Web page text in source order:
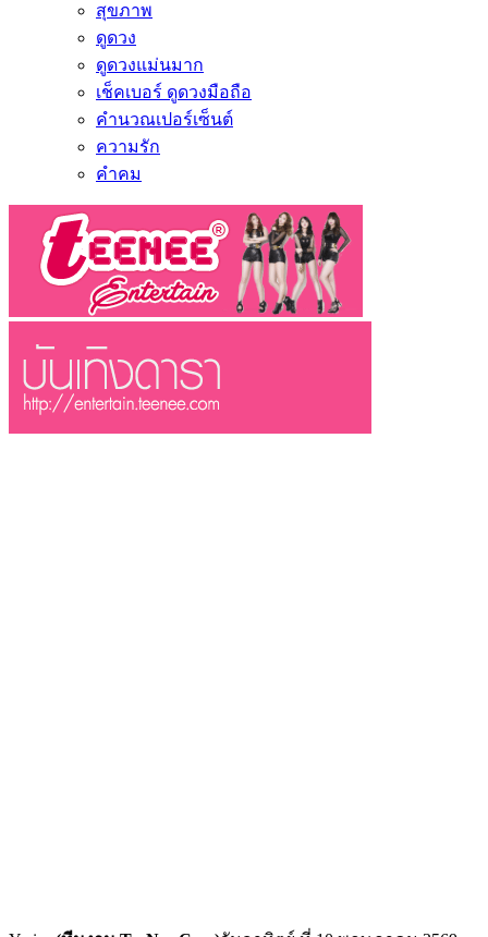
สุขภาพ
ดูดวง
ดูดวงแม่นมาก
เช็คเบอร์ ดูดวงมือถือ
คำนวณเปอร์เซ็นต์
ความรัก
คำคม